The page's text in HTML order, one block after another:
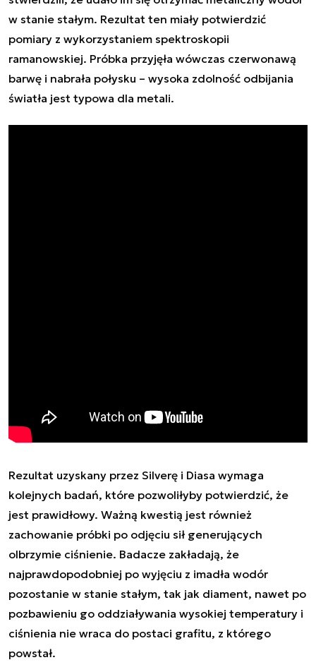
w stanie stałym. Rezultat ten miały potwierdzić
pomiary z wykorzystaniem spektroskopii
ramanowskiej. Próbka przyjęła wówczas czerwonawą
barwę i nabrała połysku – wysoka zdolność odbijania
światła jest typowa dla metali.
Rezultat uzyskany przez Silverę i Diasa wymaga
kolejnych badań, które pozwoliłyby potwierdzić, że
jest prawidłowy. Ważną kwestią jest również
zachowanie próbki po odjęciu sił generujących
olbrzymie ciśnienie. Badacze zakładają, że
najprawdopodobniej po wyjęciu z imadła wodór
pozostanie w stanie stałym, tak jak diament, nawet po
pozbawieniu go oddziaływania wysokiej temperatury i
ciśnienia nie wraca do postaci grafitu, z którego
powstał.